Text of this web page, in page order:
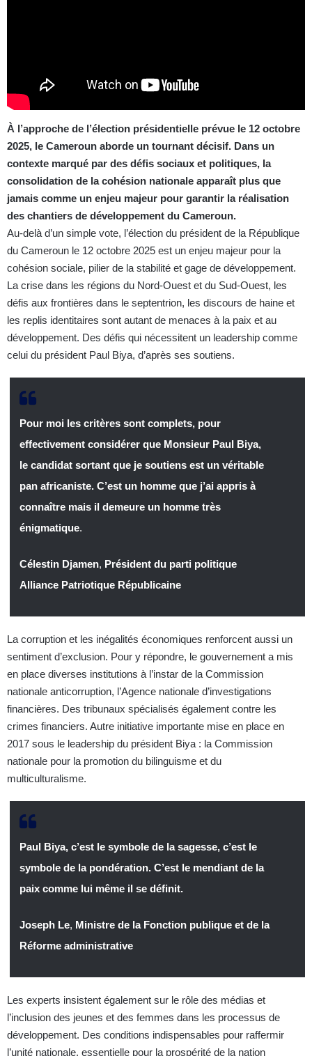
À l’approche de l’élection présidentielle prévue le 12 octobre
2025, le Cameroun aborde un tournant décisif. Dans un
contexte marqué par des défis sociaux et politiques, la
consolidation de la cohésion nationale apparaît plus que
jamais comme un enjeu majeur pour garantir la réalisation
des chantiers de développement du Cameroun.
Au-delà d’un simple vote, l’élection du président de la République
du Cameroun le 12 octobre 2025 est un enjeu majeur pour la
cohésion sociale, pilier de la stabilité et gage de développement.
La crise dans les régions du Nord-Ouest et du Sud-Ouest, les
défis aux frontières dans le septentrion, les discours de haine et
les replis identitaires sont autant de menaces à la paix et au
développement. Des défis qui nécessitent un leadership comme
celui du président Paul Biya, d’après ses soutiens.
Pour moi les critères sont complets, pour
effectivement considérer que Monsieur Paul Biya,
le candidat sortant que je soutiens est un véritable
pan africaniste. C’est un homme que j’ai appris à
connaître mais il demeure un homme très
énigmatique.
Célestin Djamen, Président du parti politique
Alliance Patriotique Républicaine
La corruption et les inégalités économiques renforcent aussi un
sentiment d’exclusion. Pour y répondre, le gouvernement a mis
en place diverses institutions à l’instar de la Commission
nationale anticorruption, l’Agence nationale d’investigations
financières. Des tribunaux spécialisés également contre les
crimes financiers. Autre initiative importante mise en place en
2017 sous le leadership du président Biya : la Commission
nationale pour la promotion du bilinguisme et du
multiculturalisme.
Paul Biya, c’est le symbole de la sagesse, c’est le
symbole de la pondération. C’est le mendiant de la
paix comme lui même il se définit.
Joseph Le, Ministre de la Fonction publique et de la
Réforme administrative
Les experts insistent également sur le rôle des médias et
l’inclusion des jeunes et des femmes dans les processus de
développement. Des conditions indispensables pour raffermir
l’unité nationale, essentielle pour la prospérité de la nation